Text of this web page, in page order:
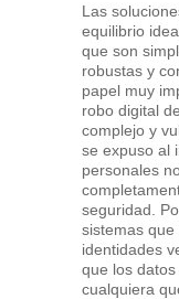
Las
equilibrio
que son
robustas y
papel muy
robo digital
complejo y
se expuso al
personales
seguridad.
sistemas
identidades
que los
cualquiera